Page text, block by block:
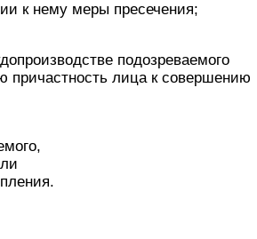
к нему меры пресечения;
подозреваемого
причастность лица к совершению